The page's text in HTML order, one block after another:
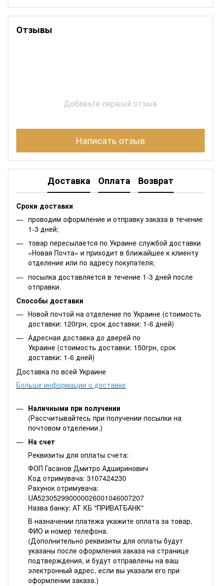
Отзывы
Добавьте первый отзыв
Написать отзыв
Доставка Оплата Возврат
Сроки доставки
проводим оформление и отправку заказа в течение
1-3 дней;
товар пересылается по Украине службой доставки
«Новая Почта» и приходит в ближайшее к клиенту
отделение или по адресу покупателя;
посылка доставляется в течение 1-3 дней после
отправки.
Способы доставки
Новой почтой на отделение по Украине (стоимость
доставки: 120грн, срок доставки: 1-6 дней)
Адресная доставка до дверей по
Украине (стоимость доставки: 150грн, срок
доставки: 1-6 дней)
Доставка по всей Украине
Больше информации о доставке
Наличными при получении
(Рассчитывайтесь при получении посылки на
почтовом отделении.)
На счет
Реквизиты для оплаты счета:
ФОП Гасанов Дмитро Адширинович
Код отримувача: 3107424230
Рахунок отримувача:
UA523052990000026001046007207
Назва банку: АТ КБ "ПРИВАТБАНК"
В назначении платежа укажите оплата за товар,
ФИО и номер телефона.
(Дополнительно реквизиты для оплаты будут
указаны после оформления заказа на странице
подтверждения, и будут отправлены на ваш
электронный адрес, если вы указали его при
оформлении заказа.)